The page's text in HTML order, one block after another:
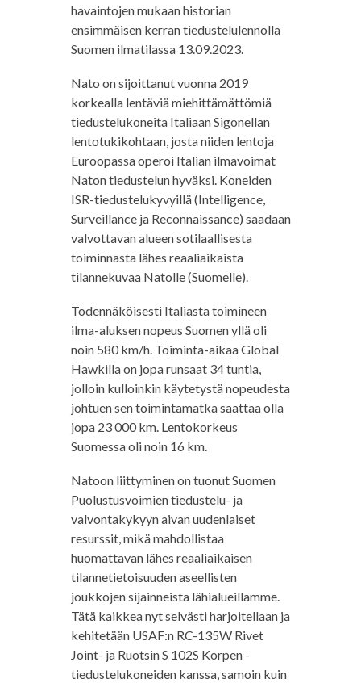
havaintojen mukaan historian
ensimmäisen kerran tiedustelulennolla
Suomen ilmatilassa 13.09.2023.
Nato on sijoittanut vuonna 2019
korkealla lentäviä miehittämättömiä
tiedustelukoneita Italiaan Sigonellan
lentotukikohtaan, josta niiden lentoja
Euroopassa operoi Italian ilmavoimat
Naton tiedustelun hyväksi. Koneiden
ISR-tiedustelukyvyillä (Intelligence,
Surveillance ja Reconnaissance) saadaan
valvottavan alueen sotilaallisesta
toiminnasta lähes reaaliaikaista
tilannekuvaa Natolle (Suomelle).
Todennäköisesti Italiasta toimineen
ilma-aluksen nopeus Suomen yllä oli
noin 580 km/h. Toiminta-aikaa Global
Hawkilla on jopa runsaat 34 tuntia,
jolloin kulloinkin käytetystä nopeudesta
johtuen sen toimintamatka saattaa olla
jopa 23 000 km. Lentokorkeus
Suomessa oli noin 16 km.
Natoon liittyminen on tuonut Suomen
Puolustusvoimien tiedustelu- ja
valvontakykyyn aivan uudenlaiset
resurssit, mikä mahdollistaa
huomattavan lähes reaaliaikaisen
tilannetietoisuuden aseellisten
joukkojen sijainneista lähialueillamme.
Tätä kaikkea nyt selvästi harjoitellaan ja
kehitetään USAF:n RC-135W Rivet
Joint- ja Ruotsin S 102S Korpen -
tiedustelukoneiden kanssa, samoin kuin